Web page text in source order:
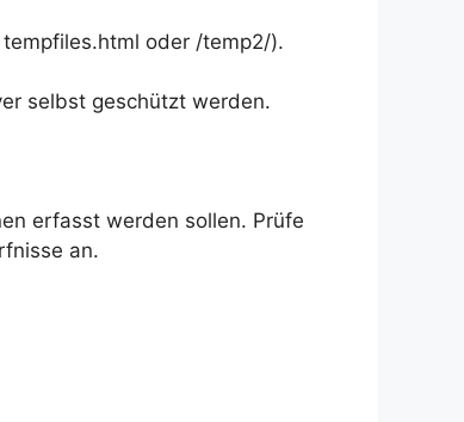
oder /temp2/).
selbst geschützt werden.
erfasst werden sollen. Prüfe
an.